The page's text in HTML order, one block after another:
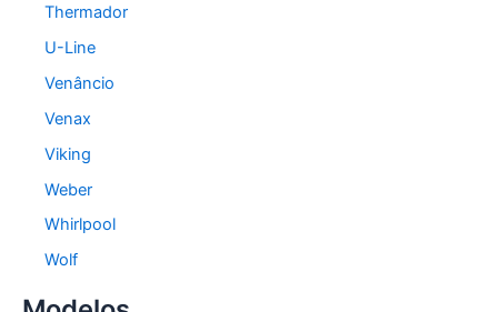
Thermador
U-Line
Venâncio
Venax
Viking
Weber
Whirlpool
Wolf